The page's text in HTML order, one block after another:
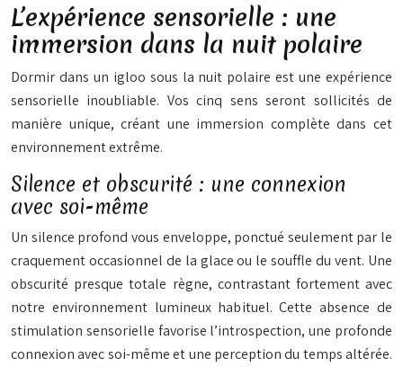
L’expérience sensorielle : une
immersion dans la nuit polaire
Dormir dans un igloo sous la nuit polaire est une expérience
sensorielle inoubliable. Vos cinq sens seront sollicités de
manière unique, créant une immersion complète dans cet
environnement extrême.
Silence et obscurité : une connexion
avec soi-même
Un silence profond vous enveloppe, ponctué seulement par le
craquement occasionnel de la glace ou le souffle du vent. Une
obscurité presque totale règne, contrastant fortement avec
notre environnement lumineux habituel. Cette absence de
stimulation sensorielle favorise l’introspection, une profonde
connexion avec soi-même et une perception du temps altérée.